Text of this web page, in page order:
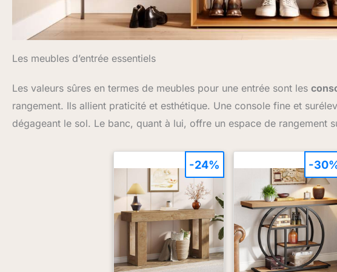
Les meubles d’entrée essentiels
Les valeurs sûres en termes de meubles pour une entrée sont les
rangement. Ils allient praticité et esthétique. Une console fine et
dégageant le sol. Le banc, quant à lui, offre un espace de rangement
-24% -